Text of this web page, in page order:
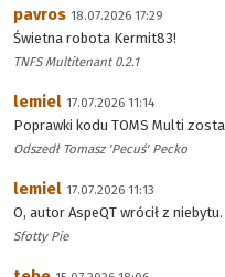
pavros 18.07.2026 17:29
Świetna robota Kermit83!
TNFS Multitenant 0.2.1
lemiel 17.07.2026 11:14
Poprawki kodu TOMS Multi
Odszedł Tomasz 'Pecuś' Pecko
lemiel 17.07.2026 11:13
O, autor AspeQT wrócił z niebytu.
Sfotty Pie